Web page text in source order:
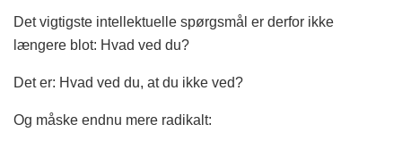
Det vigtigste intellektuelle spørgsmål er derfor ikke
længere blot: Hvad ved du?
Det er: Hvad ved du, at du ikke ved?
Og måske endnu mere radikalt: